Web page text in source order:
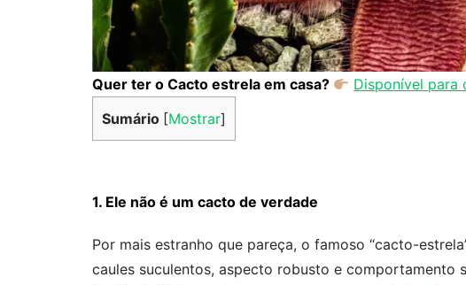
Quer ter o Cacto estrela em casa?
Disponível para
Sumário [Mostrar]
1. Ele não é um cacto de verdade
Por mais estranho que pareça, o famoso “cacto-
caules suculentos, aspecto robusto e comportamento